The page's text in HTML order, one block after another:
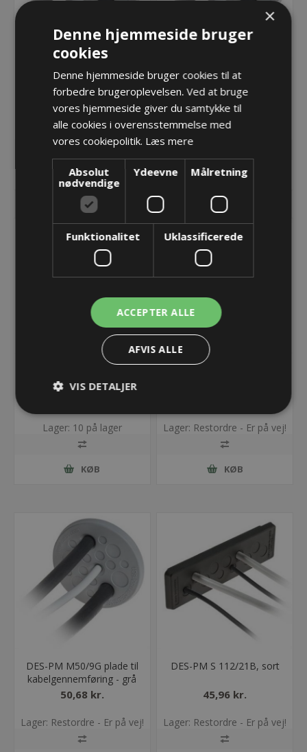
DES-PM M50/12G plade
til kabelgennemføring -
grå
50,68 kr.
Lager: Restordre - Er på vej!
KØB
DES-PM M50/15G plade
til kabelgennemføring -
grå
50,68 kr.
Lager: Restordre - Er på vej!
KØB
til kabelgennemføring -
Lager: 10 på lager
KØB
Lager: Restordre - Er på vej!
KØB
DES-PM M50/9G plade til
kabelgennemføring - grå
50,68 kr.
Lager: Restordre - Er på vej!
DES-PM S 112/21B, sort
45,96 kr.
Lager: Restordre - Er på vej!
×
Denne hjemmeside bruger
cookies
Denne hjemmeside bruger cookies til at
forbedre brugeroplevelsen. Ved at bruge
vores hjemmeside giver du samtykke til
alle cookies i overensstemmelse med
vores cookiepolitik. Læs mere
Absolut
nødvendige
Ydeevne Målretning
Funktionalitet Uklassificerede
ACCEPTER ALLE
AFVIS ALLE
VIS DETALJER